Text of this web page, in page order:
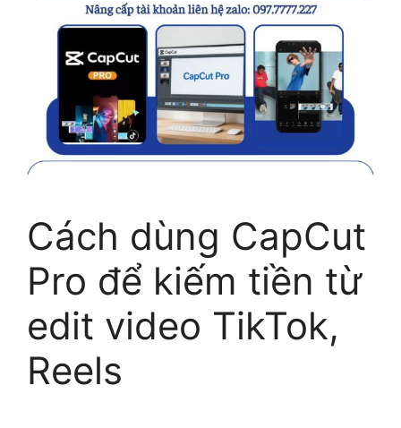
Cách dùng CapCut
Pro để kiếm tiền từ
edit video TikTok,
Reels